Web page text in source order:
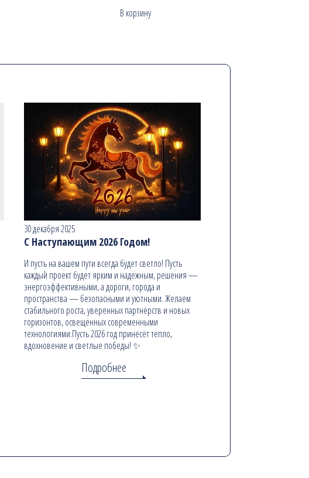
В корзину
30 декабря 2025
С Наступающим 2026 Годом!
И пусть на вашем пути всегда будет светло! Пусть
каждый проект будет ярким и надёжным, решения —
энергоэффективными, а дороги, города и
пространства — безопасными и уютными. Желаем
стабильного роста, уверенных партнёрств и новых
горизонтов, освещённых современными
технологиями.Пусть 2026 год принесёт тепло,
вдохновение и светлые победы! ✨
Подробнее